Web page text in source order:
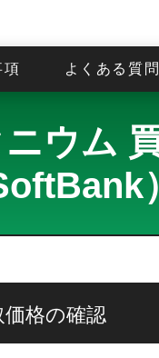
項 よくある質
ウム
価格の確認